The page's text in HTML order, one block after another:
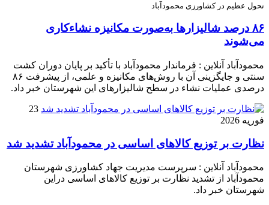
تحول عظیم در کشاورزی محمودآباد
۸۶ درصد شالیزارها به‌صورت مکانیزه نشاءکاری
می‌شوند
محمودآباد آنلاین : فرماندار محمودآباد با تأکید بر پایان دوران کشت
سنتی و جایگزینی آن با روش‌های مکانیزه و علمی، از پیشرفت ۸۶
درصدی عملیات نشاء در سطح شالیزارهای این شهرستان خبر داد.
23
فوریه 2026
نظارت بر توزیع کالا‌های اساسی در محمودآباد تشدید شد
محمودآباد آنلاین : سرپرست مدیریت جهاد کشاورزی شهرستان
محمودآباد از تشدید نظارت بر توزیع کالا‌های اساسی دراین
شهرستان خبر داد.